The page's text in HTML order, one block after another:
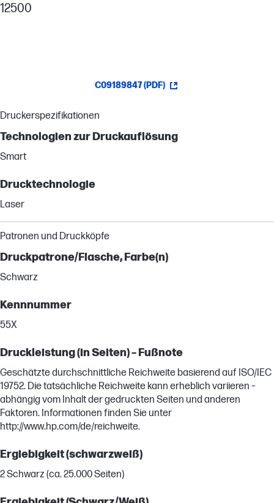
12500
C09189847 (PDF)
Druckerspezifikationen
Technologien zur Druckauflösung
Smart
Drucktechnologie
Laser
Patronen und Druckköpfe
Druckpatrone/Flasche, Farbe(n)
Schwarz
Kennnummer
55X
Druckleistung (in Seiten) – Fußnote
Geschätzte durchschnittliche Reichweite basierend auf ISO/IEC
19752. Die tatsächliche Reichweite kann erheblich variieren –
abhängig vom Inhalt der gedruckten Seiten und anderen
Faktoren. Informationen finden Sie unter
http://www.hp.com/de/reichweite.
Ergiebigkeit (schwarzweiß)
2 Schwarz (ca. 25.000 Seiten)